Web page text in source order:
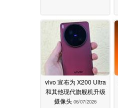
vivo 宣布为 X200 Ultra
和其他现代旗舰机升级
摄像头 06/07/2026